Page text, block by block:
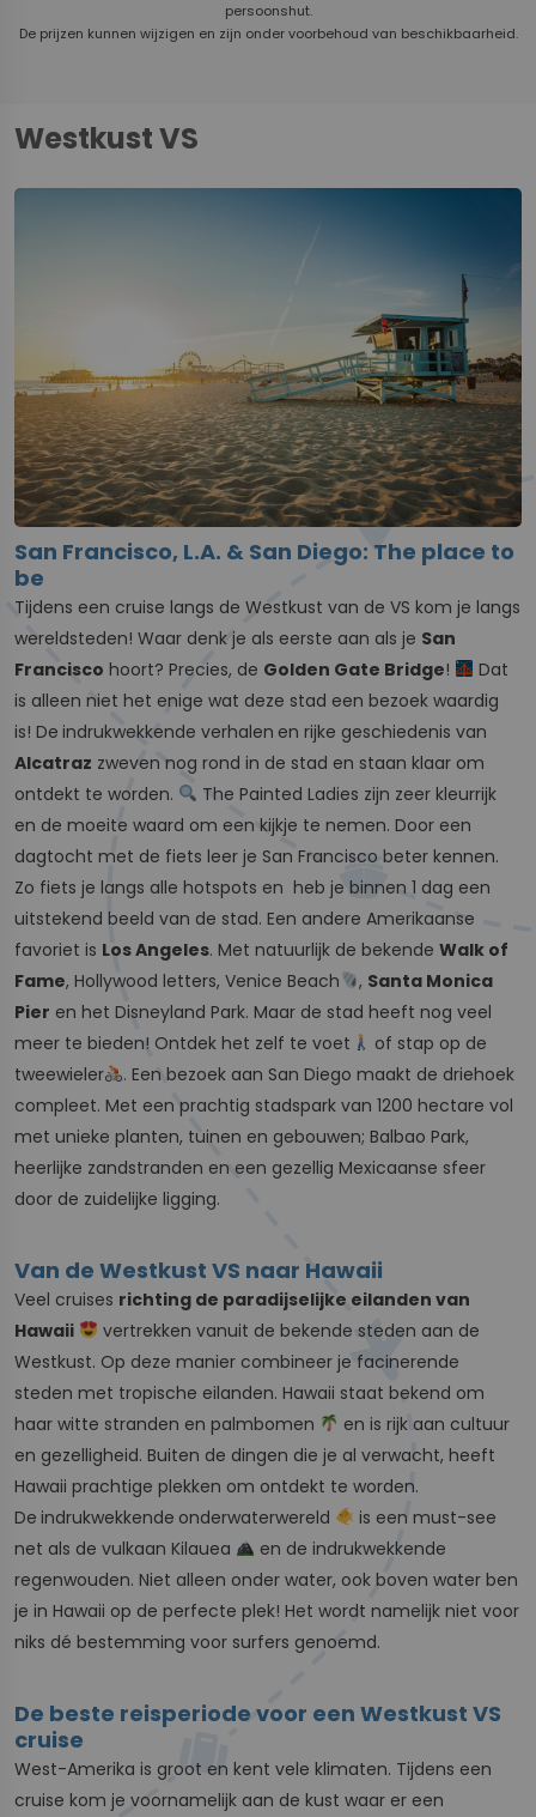
persoonshut.
De prijzen kunnen wijzigen en zijn onder voorbehoud van beschikbaarheid.
Westkust VS
San Francisco, L.A. & San Diego: The place to
be
Tijdens een cruise langs de Westkust van de VS kom je langs
wereldsteden! Waar denk je als eerste aan als je San
Francisco hoort? Precies, de Golden Gate Bridge!
Dat
is alleen niet het enige wat deze stad een bezoek waardig
is! De indrukwekkende verhalen en rijke geschiedenis van
Alcatraz zweven nog rond in de stad en staan klaar om
ontdekt te worden.
The Painted Ladies zijn zeer kleurrijk
en de moeite waard om een kijkje te nemen. Door een
dagtocht met de fiets leer je San Francisco beter kennen.
Zo fiets je langs alle hotspots en heb je binnen 1 dag een
uitstekend beeld van de stad. Een andere Amerikaanse
favoriet is Los Angeles. Met natuurlijk de bekende Walk of
Fame, Hollywood letters, Venice Beach , Santa Monica
Pier en het Disneyland Park. Maar de stad heeft nog veel
meer te bieden! Ontdek het zelf te voet
of stap op de
tweewieler
. Een bezoek aan San Diego maakt de driehoek
compleet. Met een prachtig stadspark van 1200 hectare vol
met unieke planten, tuinen en gebouwen; Balbao Park,
heerlijke zandstranden en een gezellig Mexicaanse sfeer
door de zuidelijke ligging.
Van de Westkust VS naar Hawaii
Veel cruises richting de paradijselijke eilanden van
Hawaii
vertrekken vanuit de bekende steden aan de
Westkust. Op deze manier combineer je facinerende
steden met tropische eilanden. Hawaii staat bekend om
haar witte stranden en palmbomen
en is rijk aan cultuur
en gezelligheid. Buiten de dingen die je al verwacht, heeft
Hawaii prachtige plekken om ontdekt te worden.
De indrukwekkende onderwaterwereld
is een must-see
net als de vulkaan Kilauea
en de indrukwekkende
regenwouden. Niet alleen onder water, ook boven water ben
je in Hawaii op de perfecte plek! Het wordt namelijk niet voor
niks dé bestemming voor surfers genoemd.
De beste reisperiode voor een Westkust VS
cruise
West-Amerika is groot en kent vele klimaten. Tijdens een
cruise kom je voornamelijk aan de kust waar er een